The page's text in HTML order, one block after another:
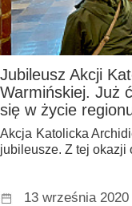
Jubileusz Akcji
Warmińskiej. Już
się w życie
Akcja Katolicka
jubileusze. Z tej okazji
13 września 2020